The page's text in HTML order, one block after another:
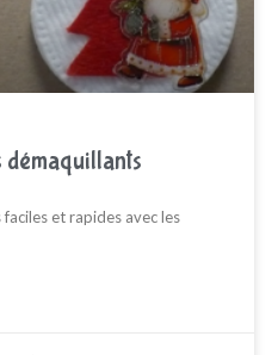
démaquillants
et rapides avec les